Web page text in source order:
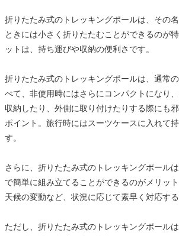
折りたたみ式のトレッキングポールは、その
ときには小さく折りたたむことができるのが
ットは、持ち運びや収納の便利さです。
折りたたみ式のトレッキングポールは、通常
べて、非使用時にはさらにコンパクトになり
収納したり、外側に取り付けたりする際にも
ポイント。旅行時にはスーツケースに入れて
す。
さらに、折りたたみ式のトレッキングポール
で簡単に組み立てることができるのがメリッ
天候の変動など、状況に応じて素早く対応する
ただし、折りたたみ式のトレッキングポール